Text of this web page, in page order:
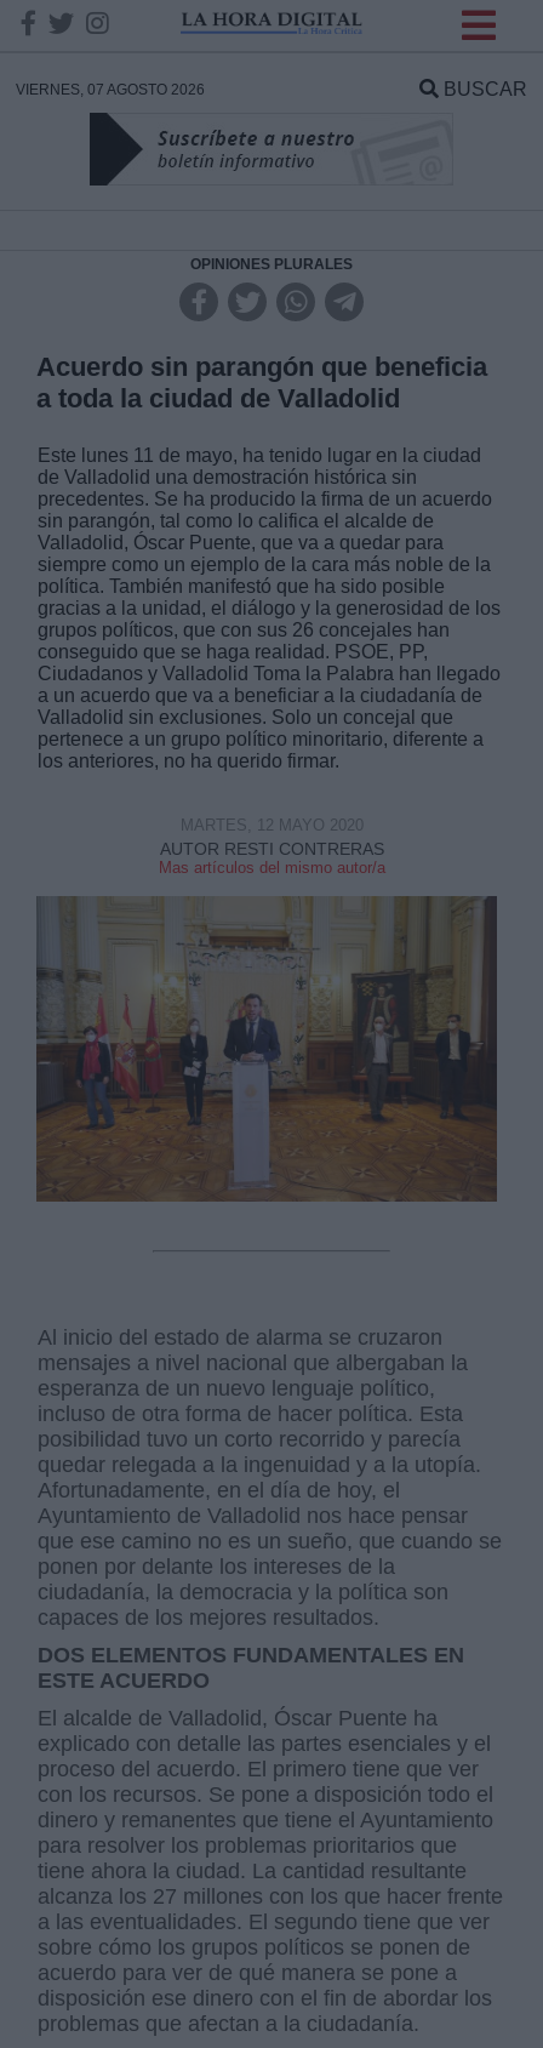
VIERNES, 07 AGOSTO 2026 BUSCAR
OPINIONES PLURALES
Acuerdo sin parangón que beneficia
a toda la ciudad de Valladolid
Este lunes 11 de mayo, ha tenido lugar en la ciudad
de Valladolid una demostración histórica sin
precedentes. Se ha producido la firma de un acuerdo
sin parangón, tal como lo califica el alcalde de
Valladolid, Óscar Puente, que va a quedar para
siempre como un ejemplo de la cara más noble de la
política. También manifestó que ha sido posible
gracias a la unidad, el diálogo y la generosidad de los
grupos políticos, que con sus 26 concejales han
conseguido que se haga realidad. PSOE, PP,
Ciudadanos y Valladolid Toma la Palabra han llegado
a un acuerdo que va a beneficiar a la ciudadanía de
Valladolid sin exclusiones. Solo un concejal que
pertenece a un grupo político minoritario, diferente a
los anteriores, no ha querido firmar.
AUTOR RESTI CONTRERAS
Mas artículos del mismo autor/a
MARTES, 12 MAYO 2020
Al inicio del estado de alarma se cruzaron
mensajes a nivel nacional que albergaban la
esperanza de un nuevo lenguaje político,
incluso de otra forma de hacer política. Esta
posibilidad tuvo un corto recorrido y parecía
quedar relegada a la ingenuidad y a la utopía.
Afortunadamente, en el día de hoy, el
Ayuntamiento de Valladolid nos hace pensar
que ese camino no es un sueño, que cuando se
ponen por delante los intereses de la
ciudadanía, la democracia y la política son
capaces de los mejores resultados.
DOS ELEMENTOS FUNDAMENTALES EN
ESTE ACUERDO
El alcalde de Valladolid, Óscar Puente ha
explicado con detalle las partes esenciales y el
proceso del acuerdo. El primero tiene que ver
con los recursos. Se pone a disposición todo el
dinero y remanentes que tiene el Ayuntamiento
para resolver los problemas prioritarios que
tiene ahora la ciudad. La cantidad resultante
alcanza los 27 millones con los que hacer frente
a las eventualidades. El segundo tiene que ver
sobre cómo los grupos políticos se ponen de
acuerdo para ver de qué manera se pone a
disposición ese dinero con el fin de abordar los
problemas que afectan a la ciudadanía.
DATOS
Responsable:
Destinatarios:
Derechos:
link